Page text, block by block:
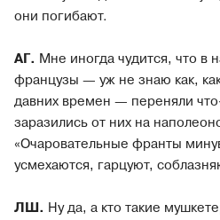
они погибают.
АГ. Мне иногда чудится, что в
французы — уж не знаю как,
давних времен — переняли
заразились от них на
«Очаровательные франты
усмехаются, гарцуют,
ЛШ. Ну да, а кто такие